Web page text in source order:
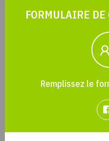
FORMULAIRE
Remplissez le